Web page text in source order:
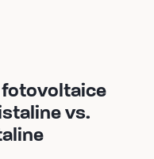
fotovoltaice
vs.